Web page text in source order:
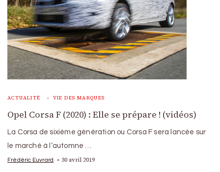
ACTUALITÉ VIE DES MARQUES
Opel Corsa F (2020) : Elle se prépare ! (vidéos)
La Corsa de sixième génération ou Corsa F sera lancée sur
le marché à l’automne …
Frédéric Euvrard 30 avril 2019